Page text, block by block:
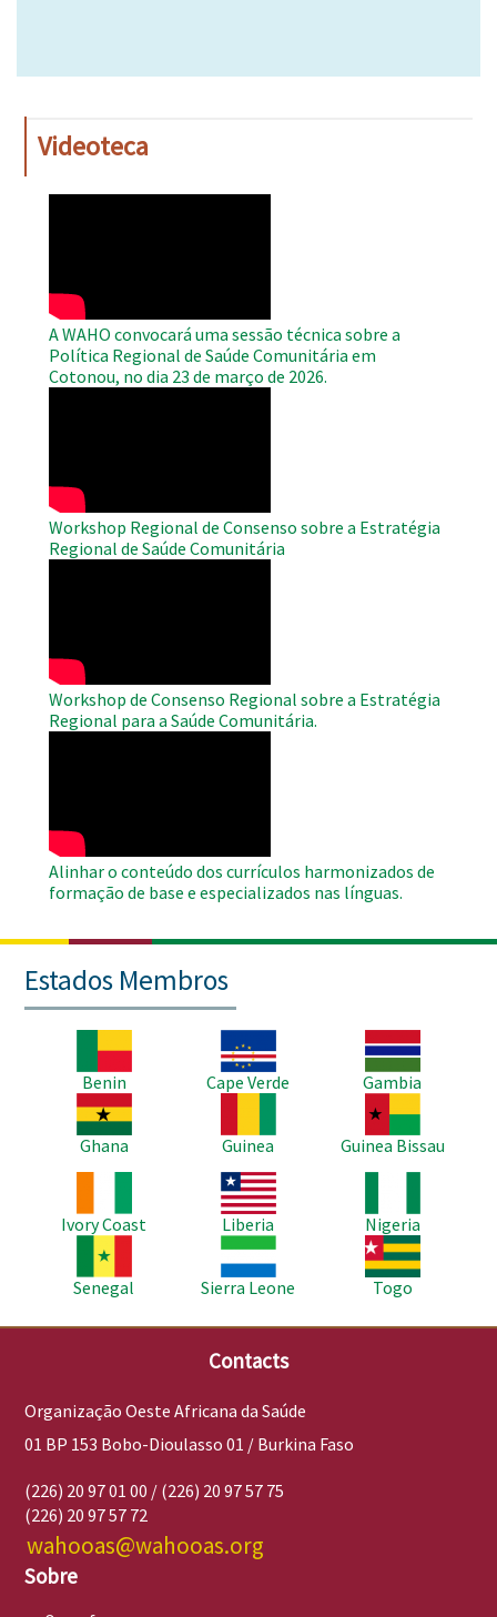
Videoteca
A WAHO convocará uma sessão técnica sobre a
Política Regional de Saúde Comunitária em
Cotonou, no dia 23 de março de 2026.
Workshop Regional de Consenso sobre a Estratégia
Regional de Saúde Comunitária
Workshop de Consenso Regional sobre a Estratégia
Regional para a Saúde Comunitária.
Alinhar o conteúdo dos currículos harmonizados de
formação de base e especializados nas línguas.
Estados Membros
Benin
Imagem
Cape Verde
Imagem
Gambia
Imagem
Ghana
Guinea
Imagem
Guinea Bissau
Ivory Coast
Imagem
Liberia
Nigeria
Imagem
Senegal
Imagem
Sierra Leone
Imagem
Togo
Contacts
Organização Oeste Africana da Saúde
01 BP 153 Bobo-Dioulasso 01 / Burkina Faso
(226) 20 97 01 00 / (226) 20 97 57 75
(226) 20 97 57 72
wahooas@wahooas.org
Sobre